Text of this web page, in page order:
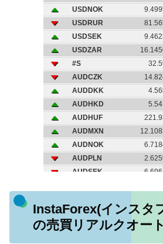
InstaForex(インスタ
の売買リアルクオー